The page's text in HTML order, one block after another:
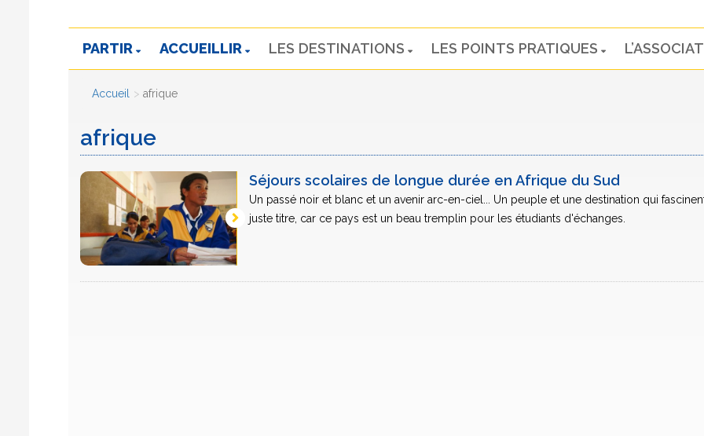
PARTIR ACCUEILLIR LES DESTINATIONS LES POINTS PRATIQUES
Accueil afrique
afrique
Séjours scolaires de longue durée en Afrique du Sud
Un passé noir et blanc et un avenir arc-en-ciel... Un peuple et une destination qui
juste titre, car ce pays est un beau tremplin pour les étudiants d'échanges.